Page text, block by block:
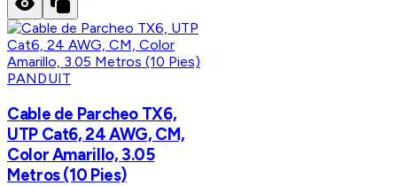
PANDUIT
Cable de Parcheo TX6,
UTP Cat6, 24 AWG, CM,
Color Amarillo, 3.05
Metros (10 Pies)